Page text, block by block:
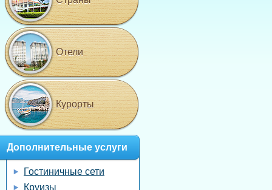
Отели
Курорты
Дополнительные услуги
Гостиничные сети
Круизы